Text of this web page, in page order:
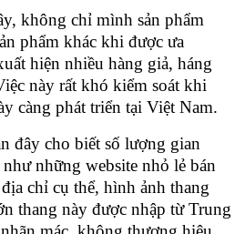
không chỉ mình sản phẩm
phẩm khác khi được ưa
hiện nhiều hàng giả, háng
này rất khó kiểm soát khi
càng phát triển tại Việt Nam.
cho biết số lượng gian
những website nhỏ lẻ bán
chỉ cụ thể, hình ảnh thang
thang này được nhập từ Trung